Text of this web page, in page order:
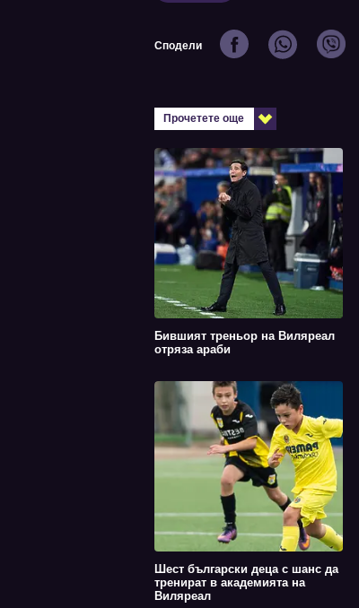
Сподели
Прочетете още
Бившият треньор на Виляреал
отряза араби
Шест български деца с шанс да
тренират в академията на
Виляреал